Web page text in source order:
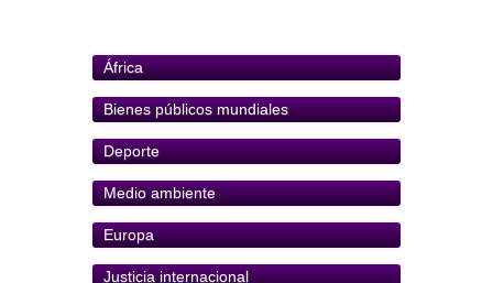
África
Bienes públicos mundiales
Deporte
Medio ambiente
Europa
Justicia internacional